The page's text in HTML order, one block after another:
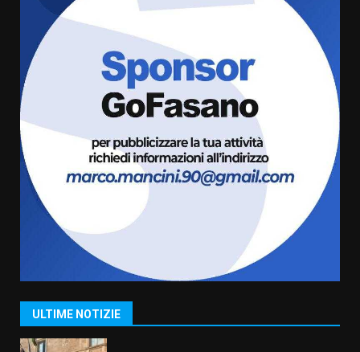
ULTIME NOTIZIE
5 Agosto 2026 17:30
7
Truffatori in azione nelle
frazioni fasanesi
5 Agosto 2026 11:03
Fasanese ferito a colpi di arma
6 Agosto 2026 18:13
2
Carta d’identità: continua il piano
di aperture straordinarie del
Comune di Fasano